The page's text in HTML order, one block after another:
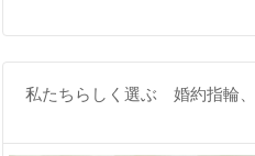
私たちらしく選ぶ 婚約指輪